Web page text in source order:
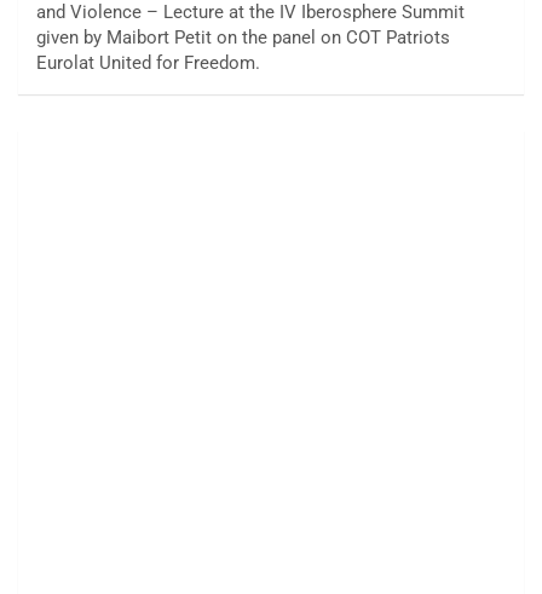
and Violence – Lecture at the IV Iberosphere Summit
given by Maibort Petit on the panel on COT Patriots
Eurolat United for Freedom.